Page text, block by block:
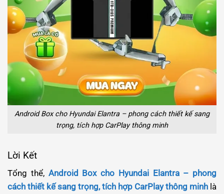
Android Box cho Hyundai Elantra – phong cách thiết kế sang
trọng, tích hợp CarPlay thông minh
Lời Kết
Tổng thể, Android Box cho Hyundai Elantra – phong
cách thiết kế sang trọng, tích hợp CarPlay thông minh là